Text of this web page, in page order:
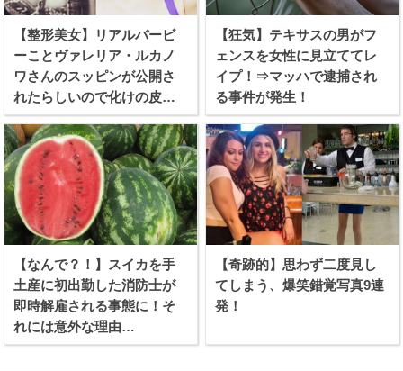
【整形美女】リアルバービ
ーことヴァレリア・ルカノ
ワさんのスッピンが公開さ
れたらしいので化けの皮を
剥ぐつもりで見てみたぞ！
【狂気】テキサスの男がフ
ェンスを女性に見立ててレ
イプ！⇒マッハで逮捕され
る事件が発生！
【なんで？！】スイカを手
土産に初出勤した消防士が
即時解雇される事態に！そ
れには意外な理由
が、、、！
【奇跡的】思わず二度見し
てしまう、爆笑錯覚写真9連
発！